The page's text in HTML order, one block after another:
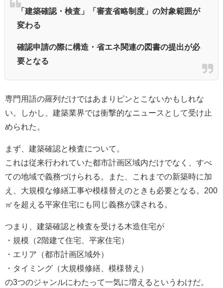
「建築確認・検査」「審査省略制度」の対象範囲が
変わる
確認申請の際に構造・省エネ関連の図書の提出が必
要となる
専門用語の羅列だけではあまりピンとこないかもしれな
い。しかし、建築業界では衝撃的なニュースとして受け止
められた。
まず、建築確認と検査について。
これは従来行われていた都市計画区域内だけでなく、すべ
ての地域で義務づけられる。また、これまでの新築時に加
え、大規模な修繕工事や模様替えのときも必要となる。200
㎡を超える平家住宅にも同じ義務が課される。
つまり、建築確認と検査を受ける木造住宅が
・規模（2階建て住宅、平家住宅）
・エリア（都市計画区域外）
・タイミング（大規模修繕、模様替え）
の3つのジャンルにわたって一気に増えるというわけだ。